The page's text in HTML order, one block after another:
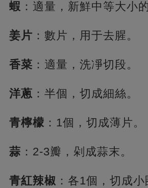
蝦 ：適量，新鮮中等大小的
姜片 ：數片，用于去腥。
香菜 ：適量，洗凈切段。
洋蔥 ：半個，切成細絲。
青檸檬 ：1個，切成薄片。
蒜 ：2-3瓣，剁成蒜末。
青紅辣椒 ：各1個，切成小